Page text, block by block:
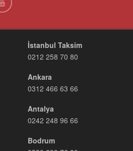
İstanbul Taksim
0212 258 70 80
Ankara
0312 466 63 66
Antalya
0242 248 96 66
Bodrum